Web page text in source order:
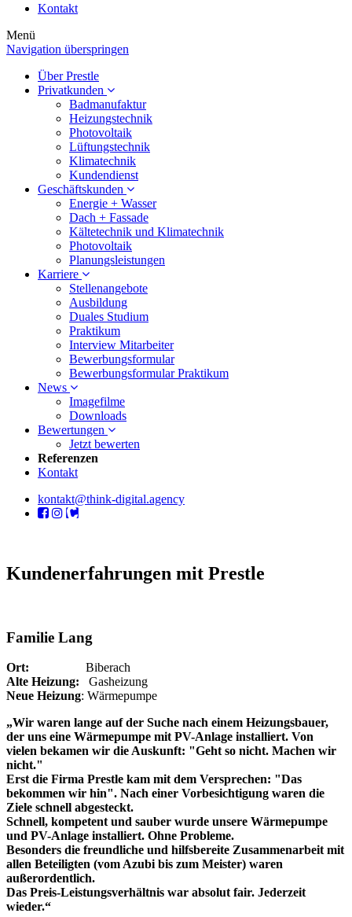
Kontakt
Menü
Navigation überspringen
Über Prestle
Privatkunden
Badmanufaktur
Heizungstechnik
Photovoltaik
Lüftungstechnik
Klimatechnik
Kundendienst
Geschäftskunden
Energie + Wasser
Dach + Fassade
Kältetechnik und Klimatechnik
Photovoltaik
Planungsleistungen
Karriere
Stellenangebote
Ausbildung
Duales Studium
Praktikum
Interview Mitarbeiter
Bewerbungsformular
Bewerbungsformular Praktikum
News
Imagefilme
Downloads
Bewertungen
Jetzt bewerten
Referenzen
Kontakt
kontakt@think-digital.agency
Kundenerfahrungen mit Prestle
Familie Lang
Ort: Biberach
Alte Heizung: Gasheizung
Neue Heizung: Wärmepumpe
„Wir waren lange auf der Suche nach einem Heizungsbauer,
der uns eine Wärmepumpe mit PV-Anlage installiert. Von
vielen bekamen wir die Auskunft: "Geht so nicht. Machen wir
nicht."
Erst die Firma Prestle kam mit dem Versprechen: "Das
bekommen wir hin". Nach einer Vorbesichtigung waren die
Ziele schnell abgesteckt.
Schnell, kompetent und sauber wurde unsere Wärmepumpe
und PV-Anlage installiert. Ohne Probleme.
Besonders die freundliche und hilfsbereite Zusammenarbeit mit
allen Beteiligten (vom Azubi bis zum Meister) waren
außerordentlich.
Das Preis-Leistungsverhältnis war absolut fair. Jederzeit
wieder.“